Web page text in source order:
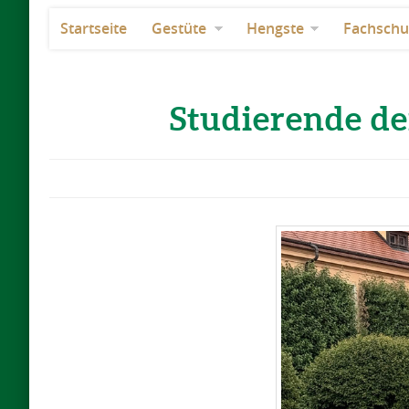
Startseite Gestüte Hengste
Studierende